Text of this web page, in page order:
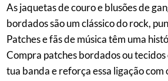
As jaquetas de couro e blusões de
bordados são um clássico do rock,
Patches e fãs de música têm uma
Compra patches bordados ou tecidos
tua banda e reforça essa ligação com